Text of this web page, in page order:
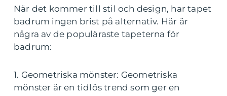
När det kommer till stil och design, har tapet
badrum ingen brist på alternativ. Här är
några av de populäraste tapeterna för
badrum:
1. Geometriska mönster: Geometriska
mönster är en tidlös trend som ger en